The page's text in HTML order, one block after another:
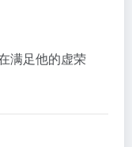
满足他的虚荣